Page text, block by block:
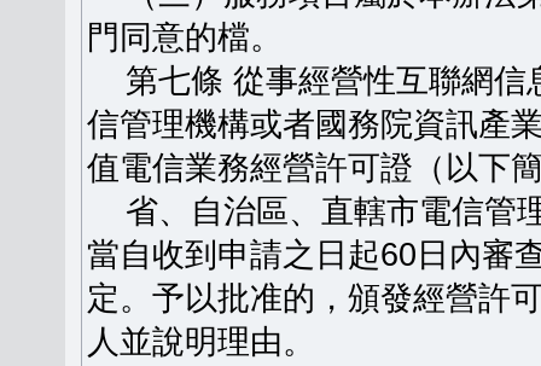
門同意的檔。
第七條 從事經營性互聯網信
信管理機構或者國務院資訊產
值電信業務經營許可證（以下
省、自治區、直轄市電信管
當自收到申請之日起60日內審
定。予以批准的，頒發經營許
人並說明理由。